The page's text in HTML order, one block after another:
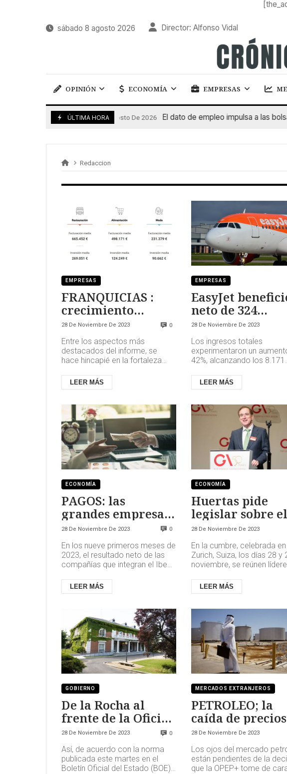
sábado 8 agosto 2026 Director: Alfonso Vidal
OPINIÓN ECONOMÍA EMPRESAS
ÚLTIMA HORA
7 De Agosto De 2026 El dato de empleo impulsa a las
Redaccion
EMPRESAS
FRANQUICIAS :
crecimiento
sostenido
28 De Noviembre De 2023 0
Entre los aspectos más
destacados del informe, se
hace hincapié en la fortaleza
para continuar creciendo tras la
...
LEER MÁS
EMPRESAS
EasyJet
neto de 324
millones de
28 De Noviembre De 2023
Los ingresos totales
experimentaron un
42%, alcanzando los 8.171
comparación con los 5.769
millones en 2022. Es...
LEER MÁS
ECONOMÍA
PAGOS: las
grandes empresas
pagan tarde y mal
28 De Noviembre De 2023 0
En los nueve primeros meses de
2023, el resultado neto de las
compañías que integran el Ibex
frente al mismo período...
LEER MÁS
ECONOMÍA
Huertas pide
legislar sobre el
riesgo ético de
IA
28 De Noviembre De 2023
En la cumbre, celebrada en
Zurich, Suiza, los días 28 y
noviembre, se reúnen
seguros del mundo para...
LEER MÁS
GOBIERNO
De la Rocha al
frente de la Oficina
Económica pero
como secretario de
Estado
28 De Noviembre De 2023 0
Así, de acuerdo con la norma
publicada este martes en el
Boletín Oficial del Estado (BOE)
MERCADOS EXTRANJEROS
PETROLEO; la
caída de precios
dependerá de
Arabia
28 De Noviembre De 2023
Los ojos del mercado
están pendientes de la
que la OPEP+ tome de